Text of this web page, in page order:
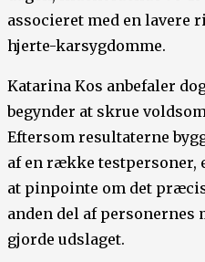
associeret med en lavere
hjerte-karsygdomme.
Katarina Kos anbefaler
begynder at skrue
Eftersom resultaterne
af en række testpersoner,
at pinpointe om det
anden del af personernes
gjorde udslaget.